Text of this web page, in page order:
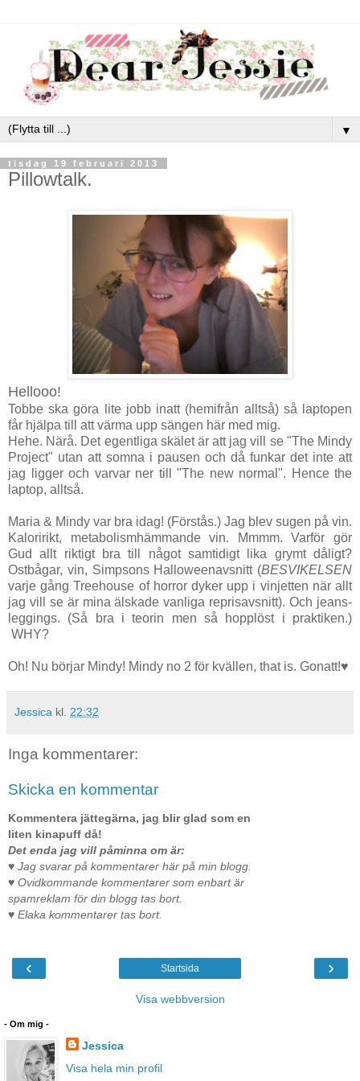
▼
tisdag 19 februari 2013
Pillowtalk.
Hellooo!
Tobbe ska göra lite jobb inatt (hemifrån alltså) så laptopen
får hjälpa till att värma upp sängen här med mig.
Hehe. Närå. Det egentliga skälet är att jag vill se "The Mindy
Project" utan att somna i pausen och då funkar det inte att
jag ligger och varvar ner till "The new normal". Hence the
laptop, alltså.
Maria & Mindy var bra idag! (Förstås.) Jag blev sugen på vin.
Kaloririkt, metabolismhämmande vin. Mmmm. Varför gör
Gud allt riktigt bra till något samtidigt lika grymt dåligt?
Ostbågar, vin, Simpsons Halloweenavsnitt (BESVIKELSEN
varje gång Treehouse of horror dyker upp i vinjetten när allt
jag vill se är mina älskade vanliga reprisavsnitt). Och jeans-
leggings. (Så bra i teorin men så hopplöst i praktiken.)
WHY?
Oh! Nu börjar Mindy! Mindy no 2 för kvällen, that is. Gonatt!♥
Jessica kl. 22:32
Inga kommentarer:
Skicka en kommentar
Kommentera jättegärna, jag blir glad som en
liten kinapuff då!
Det enda jag vill påminna om är:
♥ Jag svarar på kommentarer här på min blogg.
♥ Ovidkommande kommentarer som enbart är
spamreklam för din blogg tas bort.
♥ Elaka kommentarer tas bort.
‹ ›
Startsida
Visa webbversion
- Om mig -
Jessica
Visa hela min profil